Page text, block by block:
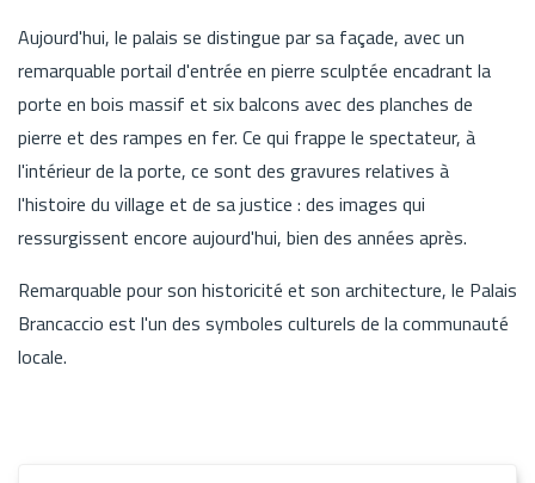
Aujourd'hui, le palais se distingue par sa façade, avec un
remarquable portail d'entrée en pierre sculptée encadrant la
porte en bois massif et six balcons avec des planches de
pierre et des rampes en fer. Ce qui frappe le spectateur, à
l'intérieur de la porte, ce sont des gravures relatives à
l'histoire du village et de sa justice : des images qui
ressurgissent encore aujourd'hui, bien des années après.
Remarquable pour son historicité et son architecture, le Palais
Brancaccio est l'un des symboles culturels de la communauté
locale.